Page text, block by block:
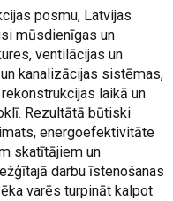
posmu, Latvijas
mūsdienīgas un
ventilācijas un
kanalizācijas sistēmas,
laikā un
Rezultātā būtiski
energoefektivitāte
skatītājiem un
darbu īstenošanas
varēs turpināt kalpot